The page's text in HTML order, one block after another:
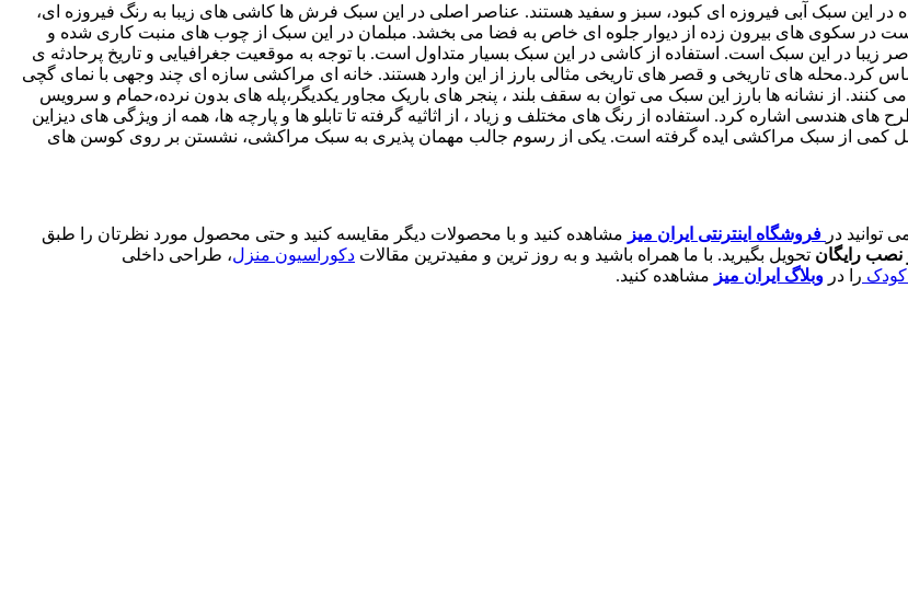
این سبک آبی فیروزه ای کبود، سبز و سفید هستند. عناصر اصلی در این سبک فرش ها کاشی های زیبا به رنگ فیروزه ای،
در سکوی های بیرون زده از دیوار جلوه ای خاص به فضا می بخشد. مبلمان در این سبک از چوب های منبت کاری شده و
در این سبک است. استفاده از کاشی در این سبک بسیار متداول است. با توجه به موقعیت جغرافیایی و تاریخ پرحادثه ی
های تاریخی و قصر های تاریخی مثالی بارز از این وارد هستند. خانه ای مراکشی سازه ای چند وجهی با نمای گچی
کنند. از نشانه ها بارز این سبک می توان به سقف بلند ، پنجر های باریک مجاور یکدیگر،پله های بدون نرده،حمام و سرویس
اشاره کرد. استفاده از رنگ های مختلف و زیاد ، از اثاثیه گرفته تا تابلو ها و پارچه ها، همه از ویژگی های دیزاین
کمی از سبک مراکشی ایده گرفته است. یکی از رسوم جالب مهمان پذیری به سبک مراکشی، نشستن بر روی کوسن های
توانید در فروشگاه اینترنتی ایران میز مشاهده کنید و با محصولات دیگر مقایسه کنید و حتی محصول مورد نظرتان را طبق
نصب رایگان تحویل بگیرید. با ما همراه باشید و به روز ترین و مفیدترین مقالات دکوراسیون منزل، طراحی داخلی
کودک را در وبلاگ ایران میز مشاهده کنید.